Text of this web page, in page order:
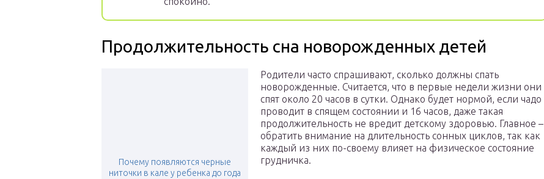
Продолжительность сна новорожденных детей
Почему появляются черные
ниточки в кале у ребенка до года
Родители часто спрашивают, сколько должны спать
новорожденные. Считается, что в первые недели жизни они
спят около 20 часов в сутки. Однако будет нормой, если чадо
проводит в спящем состоянии и 16 часов, даже такая
продолжительность не вредит детскому здоровью. Главное –
обратить внимание на длительность сонных циклов, так как
каждый из них по-своему влияет на физическое состояние
грудничка.